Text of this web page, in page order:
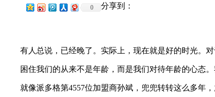
分享到：
0
有人总说，已经晚了。实际上，现在就是好的时光。对
困住我们的从来不是年龄，而是我们对待年龄的心态。
就像派多格第4557位加盟商孙斌，兜兜转转这么多年，